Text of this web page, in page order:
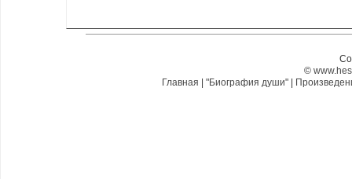
©
Главная
"Биография души"